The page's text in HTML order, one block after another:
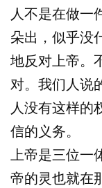
人不是在做一
朵出，似乎没
地反对上帝。
对。我们人说
人没有这样的
信的义务。
上帝是三位一
帝的灵也就在